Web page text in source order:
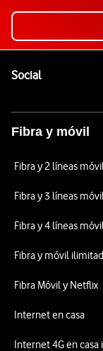
SocialEnlaces a
Fibra y móvil
Fibra y 2 líneas
Fibra y 3 líneas
Fibra y 4 líneas
Fibra y móvil
Fibra Móvil y Netflix
Internet en casa
Internet 4G en